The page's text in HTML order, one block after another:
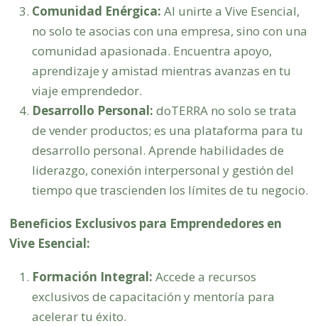
Comunidad Enérgica: Al unirte a Vive Esencial,
no solo te asocias con una empresa, sino con una
comunidad apasionada. Encuentra apoyo,
aprendizaje y amistad mientras avanzas en tu
viaje emprendedor.
Desarrollo Personal: doTERRA no solo se trata
de vender productos; es una plataforma para tu
desarrollo personal. Aprende habilidades de
liderazgo, conexión interpersonal y gestión del
tiempo que trascienden los límites de tu negocio.
Beneficios Exclusivos para Emprendedores en
Vive Esencial:
Formación Integral: Accede a recursos
exclusivos de capacitación y mentoría para
acelerar tu éxito.